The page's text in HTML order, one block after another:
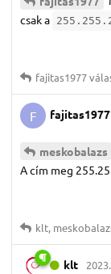
csak a
fajitas1977
F fajitas1977
meskobalazs
A cím meg
klt,
klt